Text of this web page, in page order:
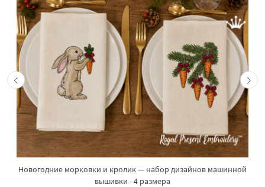
Новогодние морковки и кролик — набор дизайнов машинной
вышивки - 4 размера